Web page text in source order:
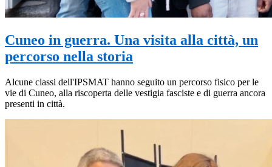
Cuneo in guerra. Una visita alla città, un
percorso nella storia
Alcune classi dell'IPSMAT hanno seguito un percorso fisico per le
vie di Cuneo, alla riscoperta delle vestigia fasciste e di guerra ancora
presenti in città.